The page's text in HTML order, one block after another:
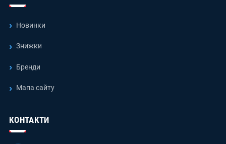
Новинки
Знижки
Бренди
Мапа сайту
КОНТАКТИ